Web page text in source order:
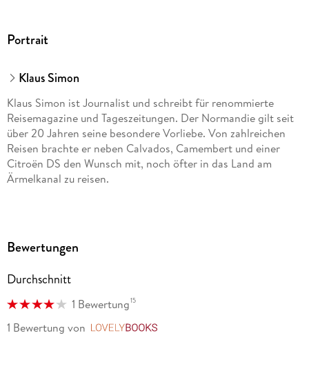
Portrait
Klaus Simon
Klaus Simon ist Journalist und schreibt für renommierte
Reisemagazine und Tageszeitungen. Der Normandie gilt seit
über 20 Jahren seine besondere Vorliebe. Von zahlreichen
Reisen brachte er neben Calvados, Camembert und einer
Citroën DS den Wunsch mit, noch öfter in das Land am
Ärmelkanal zu reisen.
Bewertungen
Durchschnitt
1 Bewertung15
1 Bewertung von